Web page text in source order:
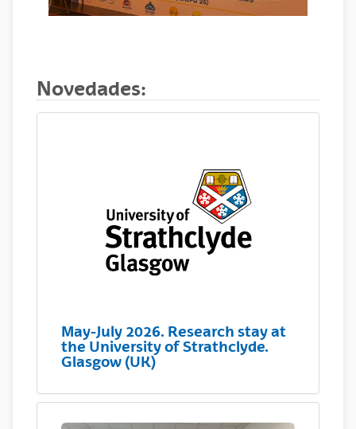
Novedades:
May-July 2026. Research stay at
the University of Strathclyde.
Glasgow (UK)